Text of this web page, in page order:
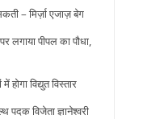
– मिर्ज़ा एजाज़ बेग
लगाया पीपल का पौधा,
विद्युत विस्तार
पदक विजेता ज्ञानेश्वरी